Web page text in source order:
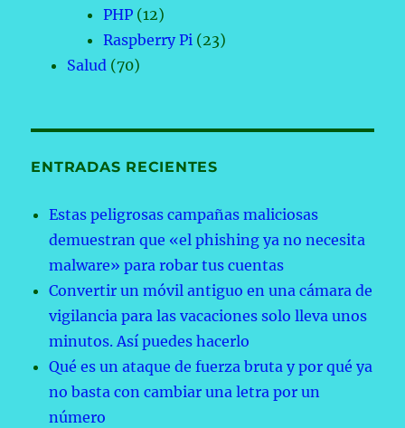
PHP (12)
Raspberry Pi (23)
Salud (70)
ENTRADAS RECIENTES
Estas peligrosas campañas maliciosas
demuestran que «el phishing ya no necesita
malware» para robar tus cuentas
Convertir un móvil antiguo en una cámara de
vigilancia para las vacaciones solo lleva unos
minutos. Así puedes hacerlo
Qué es un ataque de fuerza bruta y por qué ya
no basta con cambiar una letra por un
número